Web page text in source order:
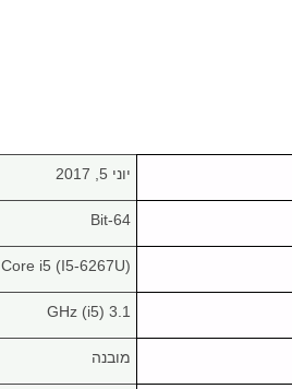
יוני 5, 2017
64-Bit
Core i5 (I5-6267U)
3.1 GHz (i5)
מובנה